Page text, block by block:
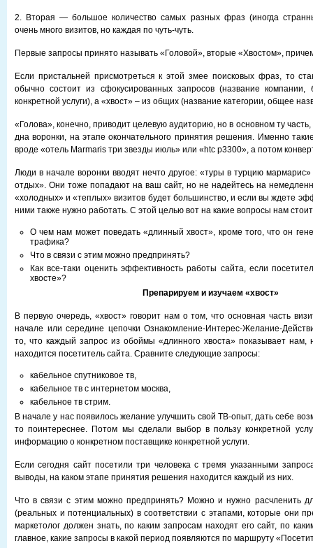
2. Вторая — большое количество самых разных фраз (иногда
очень много визитов, но каждая по чуть-чуть.
Первые запросы принято называть «Головой», вторые «Хвостом»,
Если пристальней присмотреться к этой змее поисковых фраз, то
обычно состоит из сфокусированных запросов (название компании,
конкретной услуги), а «хвост» – из общих (название категории, общее
«Голова», конечно, приводит целевую аудиторию, но в основном ту часть,
дна воронки, на этапе окончательного принятия решения. Именно
вроде «отель Marmaris три звезды июль» или «htc p3300», а потом
Люди в начале воронки вводят нечто другое: «туры в турцию
отдых». Они тоже попадают на ваш сайт, но не надейтесь на
«холодных» и «теплых» визитов будет большинство, и если вы ждете
ними также нужно работать. С этой целью вот на какие вопросы нам
О чем нам может поведать «длинный хвост», кроме того, что он
трафика?
Что в связи с этим можно предпринять?
Как все-таки оценить эффективность работы сайта, если
хвосте»?
Препарируем и изучаем «хвост»
В первую очередь, «хвост» говорит нам о том, что основная часть
начале или середине цепочки Ознакомление-Интерес-Желание-
то, что каждый запрос из обоймы «длинного хвоста» показывает нам,
находится посетитель сайта. Сравните следующие запросы:
кабельное спутниковое тв,
кабельное тв с интернетом москва,
кабельное тв стрим.
В начале у нас появилось желание улучшить свой ТВ-опыт, дать себе
то поинтереснее. Потом мы сделали выбор в пользу конкретной
информацию о конкретном поставщике конкретной услуги.
Если сегодня сайт посетили три человека с тремя указанными
выводы, на каком этапе принятия решения находится каждый из них.
Что в связи с этим можно предпринять? Можно и нужно расчленить
(реальных и потенциальных) в соответствии с этапами, которые они
маркетолог должен знать, по каким запросам находят его сайт, по
главное, какие запросы в какой период появляются по маршруту